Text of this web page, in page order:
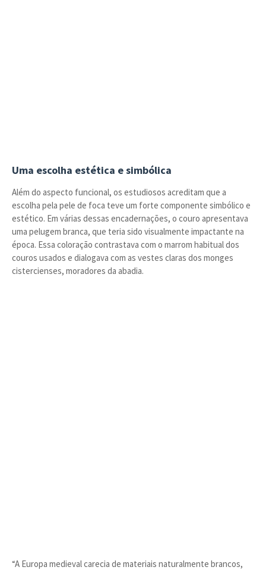
Uma escolha estética e simbólica
Além do aspecto funcional, os estudiosos acreditam que a
escolha pela pele de foca teve um forte componente simbólico e
estético. Em várias dessas encadernações, o couro apresentava
uma pelugem branca, que teria sido visualmente impactante na
época. Essa coloração contrastava com o marrom habitual dos
couros usados e dialogava com as vestes claras dos monges
cistercienses, moradores da abadia.
“A Europa medieval carecia de materiais naturalmente brancos,